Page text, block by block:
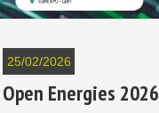
25/02/2026
Open Energies 2026